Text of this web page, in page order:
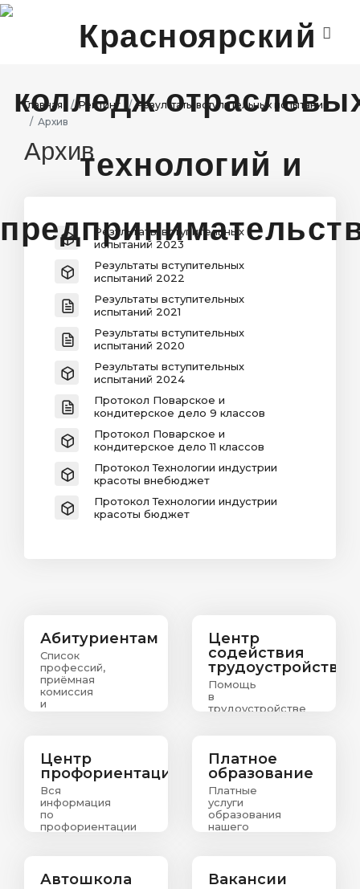
ДИСТАНЦИОННОЕ ОБУЧЕНИЕ
ПРОЕКТЫ
СТУДЕНТАМ
Главная Рейтинг
Результаты вступительных испытаний
Архив
Архив
Результаты вступительных
испытаний 2023
Результаты вступительных
испытаний 2022
Результаты вступительных
испытаний 2021
Результаты вступительных
испытаний 2020
Результаты вступительных
испытаний 2024
Протокол Поварское и
кондитерское дело 9 классов
Протокол Поварское и
кондитерское дело 11 классов
Протокол Технологии индустрии
красоты внебюджет
Протокол Технологии индустрии
красоты бюджет
Абитуриентам
Список
профессий,
приёмная
комиссия
и
абитуриентов
Центр
содействия
трудоустройству
Помощь
в
трудоустройстве
Центр
профориентации
Вся
информация
по
профориентации
Платное
образование
Платные
услуги
образования
нашего
Автошкола Вакансии